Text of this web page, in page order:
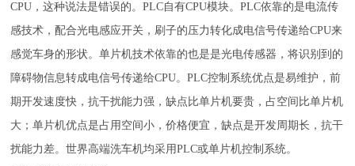
CPU，这种说法是错误的。PLC自有CPU模块。PLC依靠的是电流传
感技术，配合光电感应开关，刷子的压力转化成电信号传递给CPU来
感觉车身的形状。单片机技术依靠的也是是光电传感器，将识别到的
障碍物信息转成电信号传递给CPU。PLC控制系统优点是易维护，前
期开发速度快，抗干扰能力强，缺点比单片机要贵，占空间比单片机
大；单片机优点是占用空间小，价格便宜，缺点是开发周期长，抗干
扰能力差。世界高端洗车机均采用PLC或单片机控制系统。